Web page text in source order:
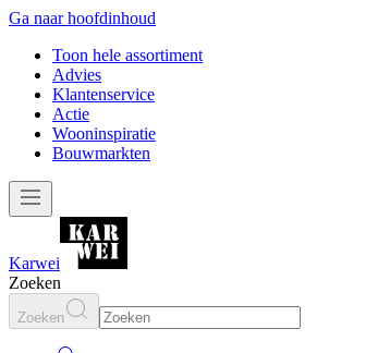
Ga naar hoofdinhoud
Toon hele assortiment
Advies
Klantenservice
Actie
Wooninspiratie
Bouwmarkten
Karwei
Zoeken
Zoeken